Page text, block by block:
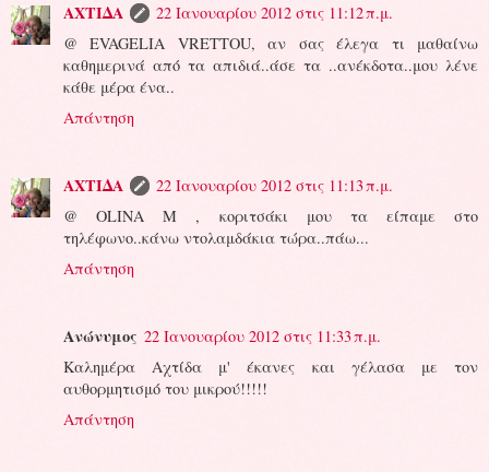
ΑΧΤΙΔΑ
22 Ιανουαρίου 2012 στις 11:12 π.μ.
@ EVAGELIA VRETTOU, αν σας έλεγα τι μαθαίνω
καθημερινά από τα απιδιά..άσε τα ..ανέκδοτα..μου λένε
κάθε μέρα ένα..
Απάντηση
ΑΧΤΙΔΑ
22 Ιανουαρίου 2012 στις 11:13 π.μ.
@ OLINA M , κοριτσάκι μου τα είπαμε στο
τηλέφωνο..κάνω ντολαμδάκια τώρα..πάω...
Απάντηση
Ανώνυμος 22 Ιανουαρίου 2012 στις 11:33 π.μ.
Καλημέρα Αχτίδα μ' έκανες και γέλασα με τον
αυθορμητισμό του μικρού!!!!!
Απάντηση